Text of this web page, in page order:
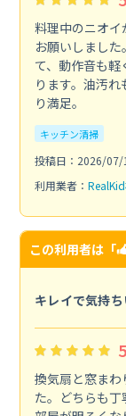
料理中のニオイ
お願いしまし
て、動作音も
ります。油汚
り満足。
キッチン清掃
投稿日：2026/07/
利用業者：
この利用者は「
キレイで気持
換気扇と窓まわ
た。どちらも丁